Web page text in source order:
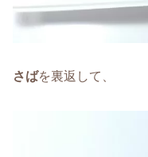
さばを裏返して、